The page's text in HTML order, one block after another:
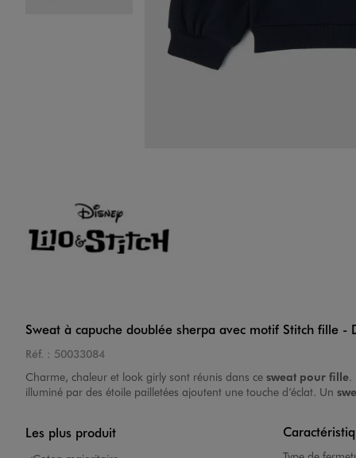
Sweat à capuche doublée sherpa avec motif Stitch fille -
Réf. : 50033084
Charme, chaleur et look girly sont réunis dans ce sweat pour fille.
illuminé par des étoile pailletées ajoutent une touche d’éclat. Un
Les plus produit